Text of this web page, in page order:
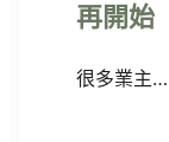
再開始
很多業主…